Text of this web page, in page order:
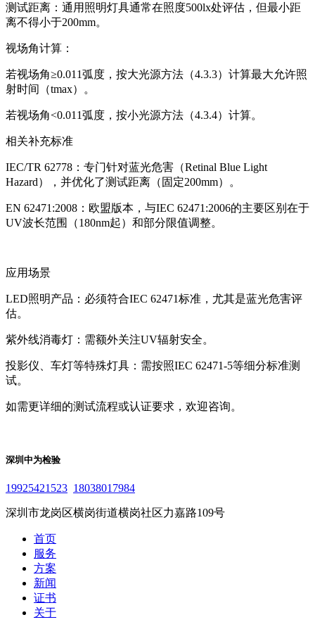
测试距离：通用照明灯具通常在照度500lx处评估，但最小距
离不得小于200mm。
视场角计算：
若视场角≥0.011弧度，按大光源方法（4.3.3）计算最大允许照
射时间（tmax）。
若视场角<0.011弧度，按小光源方法（4.3.4）计算。
相关补充标准
IEC/TR 62778：专门针对蓝光危害（Retinal Blue Light
Hazard），并优化了测试距离（固定200mm）。
EN 62471:2008：欧盟版本，与IEC 62471:2006的主要区别在于
UV波长范围（180nm起）和部分限值调整。
应用场景
LED照明产品：必须符合IEC 62471标准，尤其是蓝光危害评
估。
紫外线消毒灯：需额外关注UV辐射安全。
投影仪、车灯等特殊灯具：需按照IEC 62471-5等细分标准测
试。
如需更详细的测试流程或认证要求，欢迎咨询。
深圳中为检验
19925421523 18038017984
深圳市龙岗区横岗街道横岗社区力嘉路109号
首页
服务
方案
新闻
证书
关于